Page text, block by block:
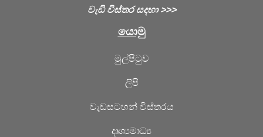
වැඩි විස්තර සදහා >>>
යොමු
මුල්පිටුව
ලිපි
වැඩසටහන් විස්තරය
දෘශ්‍යමාධ්‍ය